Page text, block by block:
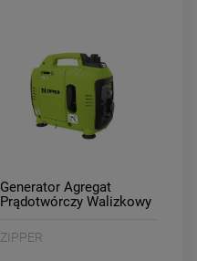
Generator Agregat
Prądotwórczy Walizkowy
STE1000INV
ZIPPER